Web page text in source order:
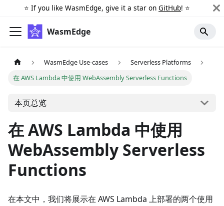
⭐️ If you like WasmEdge, give it a star on GitHub! ⭐️
WasmEdge
WasmEdge Use-cases
Serverless Platforms
在 AWS Lambda 中使用 WebAssembly Serverless Functions
本页总览
在 AWS Lambda 中使用
WebAssembly Serverless
Functions
在本文中，我们将展示在 AWS Lambda 上部署的两个使用